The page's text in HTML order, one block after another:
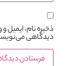
ذخیره نام، ایمیل
دیدگاهی